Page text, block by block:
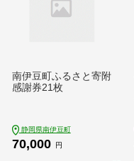
南伊豆町ふるさと寄附
感謝券21枚
静岡県南伊豆町
70,000 円